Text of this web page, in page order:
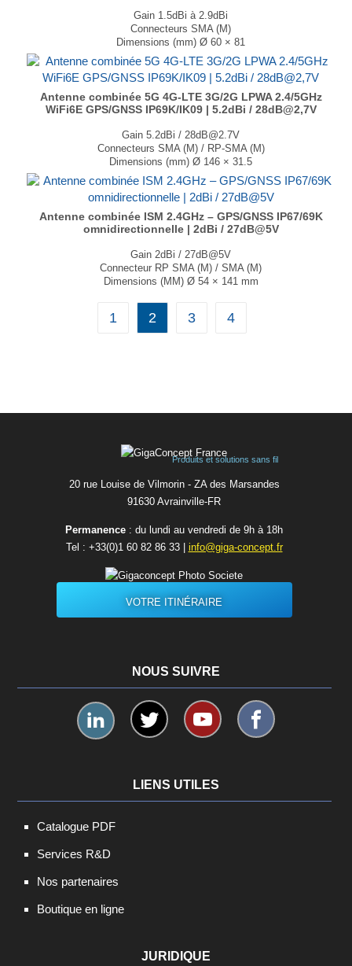
Gain 1.5dBi à 2.9dBi
Connecteurs SMA (M)
Dimensions (mm) Ø 60 × 81
T° de fonctionnement -40°C à +85°C
...
Antenne combinée 5G 4G-LTE 3G/2G LPWA 2.4/5GHz
WiFi6E GPS/GNSS IP69K/IK09 | 5.2dBi / 28dB@2,7V
Gain 5.2dBi / 28dB@2.7V
Connecteurs SMA (M) / RP-SMA (M)
Dimensions (mm) Ø 146 × 31.5
T° de fonctionnement -40°C à +85°C
...
Antenne combinée ISM 2.4GHz – GPS/GNSS IP67/69K
omnidirectionnelle | 2dBi / 27dB@5V
Gain 2dBi / 27dB@5V
Connecteur RP SMA (M) / SMA (M)
Dimensions (MM) Ø 54 × 141 mm
1 2 3 4
Produits et solutions sans fil
20 rue Louise de Vilmorin - ZA des Marsandes
91630 Avrainvilleㅤ-ㅤFR
Permanence : du lundi au vendredi de 9h à 18h
Tel : +33(0)1 60 82 86 33| info@giga-concept.fr
VOTRE ITINÉRAIRE
NOUS SUIVRE
LIENS UTILES
Catalogue PDF
Services R&D
Nos partenaires
Boutique en ligne
JURIDIQUE